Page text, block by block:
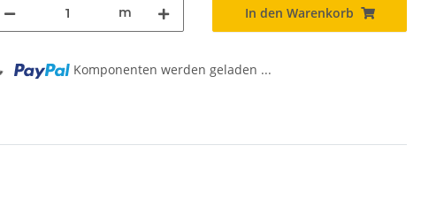
m In den Warenkorb
Komponenten werden geladen ...